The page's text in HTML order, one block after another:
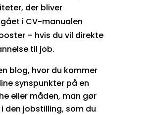
der bliver
i CV-manualen
– hvis du vil direkte
til job.
blog, hvor du kommer
synspunkter på en
eller måden, man gør
den jobstilling, som du